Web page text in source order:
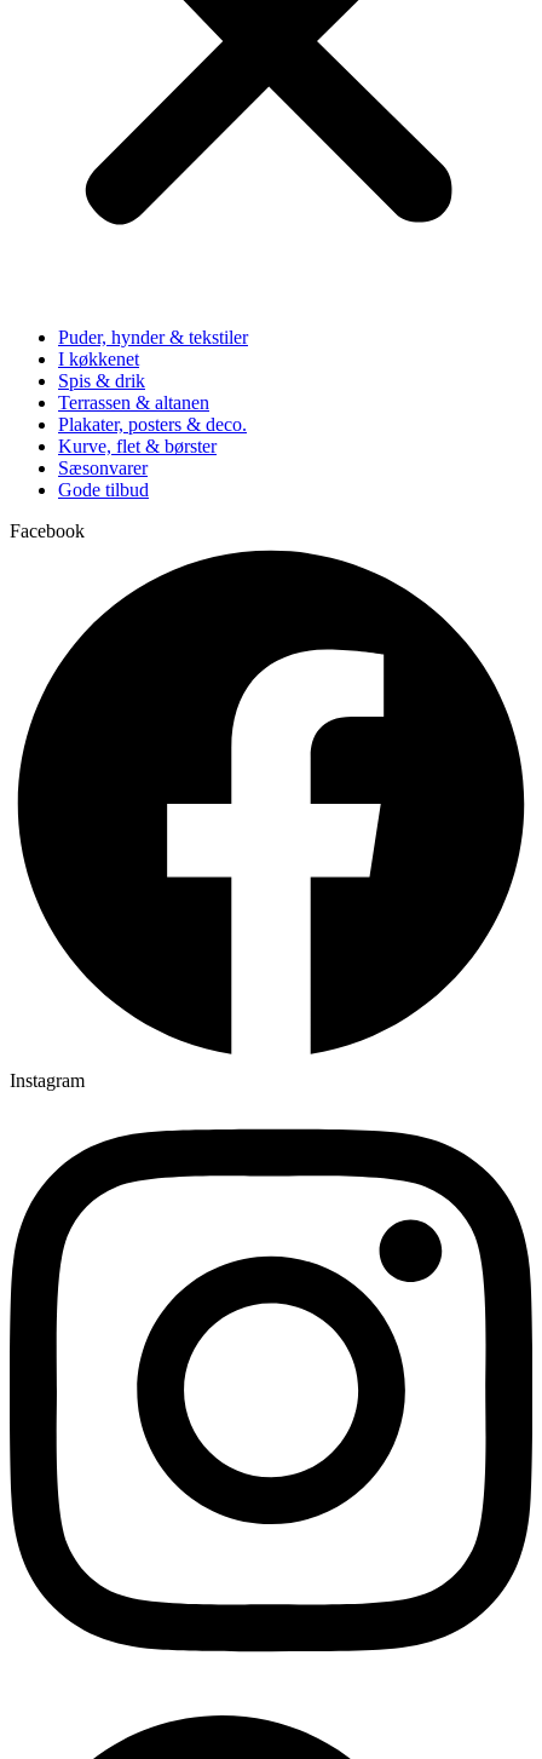
Puder, hynder & tekstiler
I køkkenet
Spis & drik
Terrassen & altanen
Plakater, posters & deco.
Kurve, flet & børster
Sæsonvarer
Gode tilbud
Facebook
Instagram